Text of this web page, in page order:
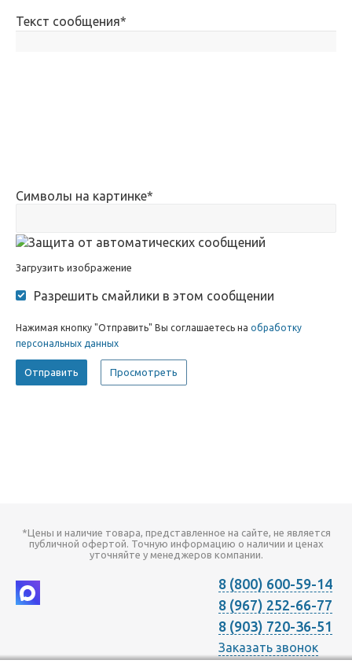
Текст сообщения*
Символы на картинке*
Загрузить изображение
Разрешить смайлики в этом сообщении
Нажимая кнопку "Отправить" Вы соглашаетесь на обработку
персональных данных
*Цены и наличие товара, представленное на сайте, не является
публичной офертой. Точную информацию о наличии и ценах
уточняйте у менеджеров компании.
8 (800) 600-59-14
8 (967) 252-66-77
8 (903) 720-36-51
Заказать звонок